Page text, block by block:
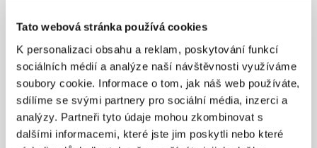
Tato webová stránka používá cookies
K personalizaci obsahu a reklam, poskytování funkcí
sociálních médií a analýze naší návštěvnosti využíváme
soubory cookie. Informace o tom, jak náš web používáte,
sdílíme se svými partnery pro sociální média, inzerci a
analýzy. Partneři tyto údaje mohou zkombinovat s
dalšími informacemi, které jste jim poskytli nebo které
elektřinu budou moci mezi sebou sdílet. Do ní se bude
V Energetickém společenství bude moci sdílet skupina až
1000 členů na území obcí s rozšířenou působností.
Členové se budou moci společně podílet na budování
větších zařízení na výrobu elektřiny. Určeno bude pro
nákladnější projekty větších elektráren, například větných,